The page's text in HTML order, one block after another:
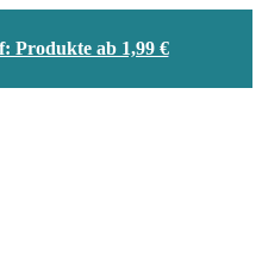
Produkte ab 1,99 €